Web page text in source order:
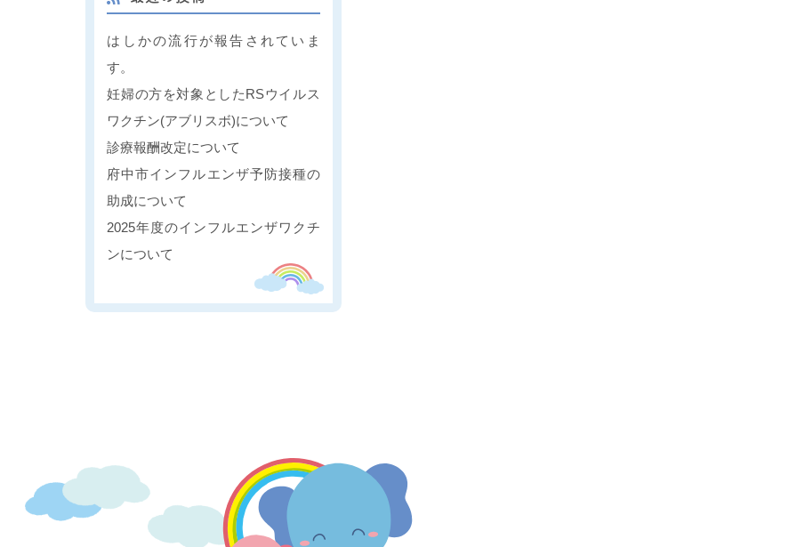
はしかの流行が報告されていま
す。
妊婦の方を対象としたRSウイルス
ワクチン(アブリスボ)について
診療報酬改定について
府中市インフルエンザ予防接種の
助成について
2025年度のインフルエンザワクチ
ンについて